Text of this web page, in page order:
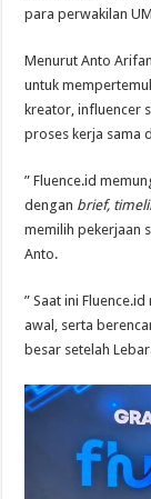
para perwakilan
Menurut Anto
untuk
kreator, influencer
proses kerja sama
” Fluence.id
dengan brief,
memilih pekerjaan
Anto.
” Saat ini
awal, serta
besar setelah